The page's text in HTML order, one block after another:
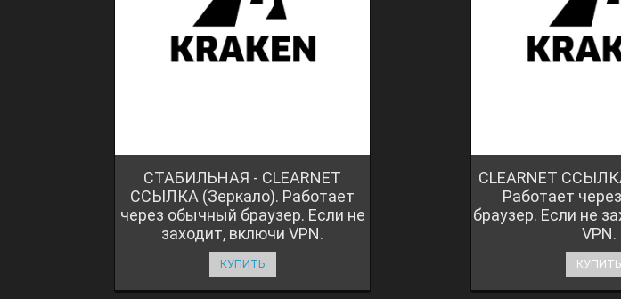
СТАБИЛЬНАЯ - CLEARNET
ССЫЛКА (Зеркало). Работает
через обычный браузер. Если не
заходит, включи VPN.
КУПИТЬ
CLEARNET
Работает
браузер. Если не
VPN.
КУПИТЬ